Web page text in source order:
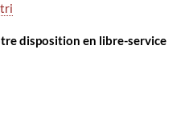
disposition en libre-service